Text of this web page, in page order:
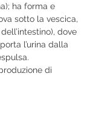
ha forma e
sotto la vescica,
dove
l’urina dalla
di